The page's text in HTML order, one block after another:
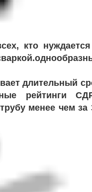
кто
длительный
рейтинги
менее чем за